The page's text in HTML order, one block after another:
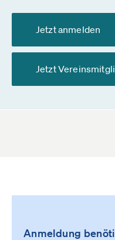
Jetzt anmelden
Jetzt
Anmeldung